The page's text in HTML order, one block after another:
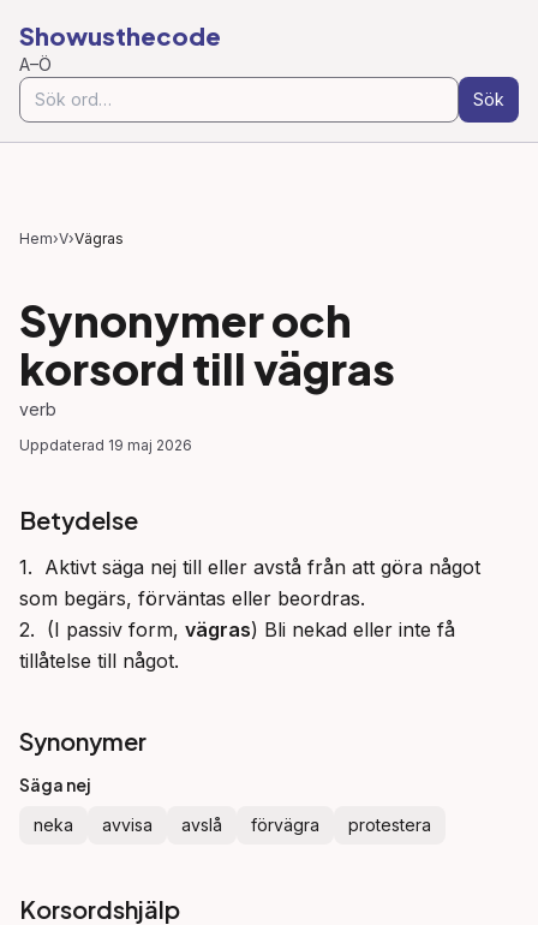
Showusthecode
A–Ö
Sök
Hem›V›Vägras
Synonymer och
korsord tillvägras
verb
Uppdaterad 19 maj 2026
Betydelse
1.  Aktivt säga nej till eller avstå från att göra något
som begärs, förväntas eller beordras.
2.  (I passiv form, vägras) Bli nekad eller inte få
tillåtelse till något.
Synonymer
Säga nej
neka avvisa avslå förvägra protestera
Korsordshjälp